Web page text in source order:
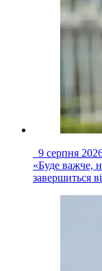
9 серпня
«Буде важче,
завершиться